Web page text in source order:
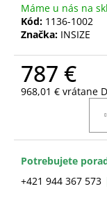
Máme u nás na
Kód: 1136-1002
Značka: INSIZE
787 €
968,01 € vrátane
Potrebujete
+421 944 367 573
a
m
e